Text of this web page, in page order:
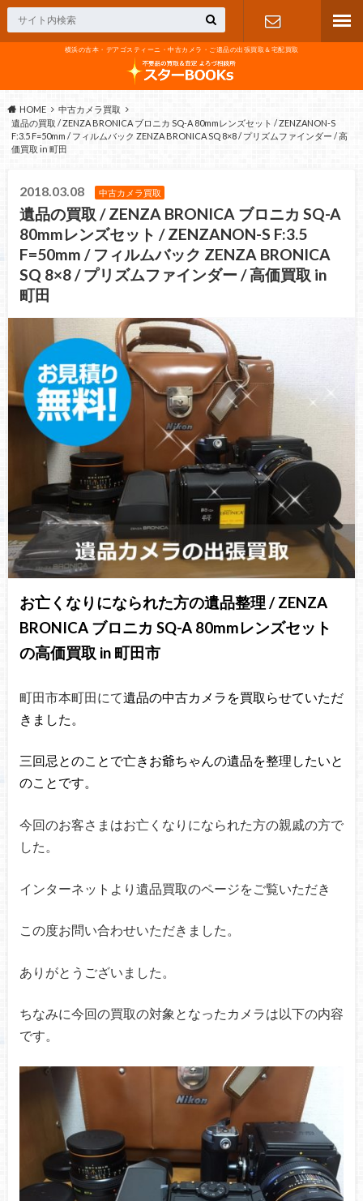
横浜の古本・デアゴスティーニ・中古カメラ・ご遺品の出張買取＆宅配買取
HOME
中古カメラ買取
遺品の買取 / ZENZA BRONICA ブロニカ SQ-A 80mmレンズセット / ZENZANON-S
F:3.5 F=50mm / フィルムバック ZENZA BRONICA SQ 8×8 / プリズムファインダー / 高
価買取 in 町田
2018.03.08 中古カメラ買取
遺品の買取 / ZENZA BRONICA ブロニカ SQ-A
80mmレンズセット / ZENZANON-S F:3.5
F=50mm / フィルムバック ZENZA BRONICA
SQ 8×8 / プリズムファインダー / 高価買取 in
町田
お亡くなりになられた方の遺品整理 / ZENZA
BRONICA ブロニカ SQ-A 80mmレンズセット
の高価買取 in 町田市
町田市本町田にて遺品の中古カメラを買取らせていただ
きました。
三回忌とのことで亡きお爺ちゃんの遺品を整理したいと
のことです。
今回のお客さまはお亡くなりになられた方の親戚の方で
した。
インターネットより遺品買取のページをご覧いただき
この度お問い合わせいただきました。
ありがとうございました。
ちなみに今回の買取の対象となったカメラは以下の内容
です。